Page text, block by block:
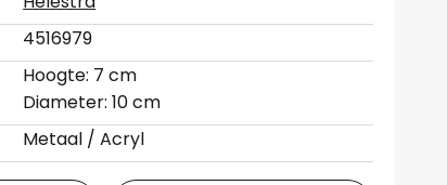
4516979
Hoogte: 7 cm
Diameter: 10 cm
Metaal / Acryl